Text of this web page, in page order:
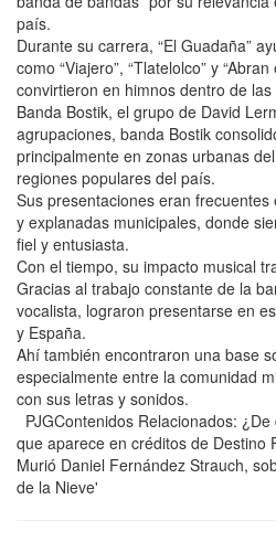
país.
Durante su carrera, “El Guadaña”
como “Viajero”, “Tlatelolco” y
convirtieron en himnos dentro de
Banda Bostik, el grupo de David
agrupaciones, banda Bostik
principalmente en zonas urbanas
regiones populares del país.
Sus presentaciones eran
y explanadas municipales, donde
fiel y entusiasta.
Con el tiempo, su impacto musical
Gracias al trabajo constante de la
vocalista, lograron presentarse en
y España.
Ahí también encontraron una base
especialmente entre la comunidad
con sus letras y sonidos.
PJGContenidos Relacionados:
que aparece en créditos de Destino
Murió Daniel Fernández Strauch,
de la Nieve'